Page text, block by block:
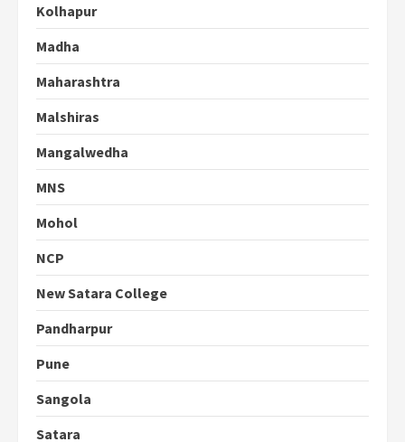
Kolhapur
Madha
Maharashtra
Malshiras
Mangalwedha
MNS
Mohol
NCP
New Satara College
Pandharpur
Pune
Sangola
Satara